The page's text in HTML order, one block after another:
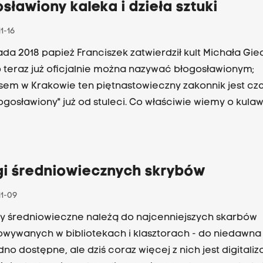
z kościoła Mariackiego i jakie ciekawostki czekają na
opowieści o zapomnianym już dziś nieco mistrzu i
Krakowa w audycji Wielka Sztuka Małopolski w
kaleka i dzieła sztuki
16
2018 papież Franciszek zatwierdził kult Michała
już oficjalnie można nazywać błogosławionym;
w Krakowie ten piętnastowieczny zakonnik jest
już od stuleci. Co właściwie wiemy o
dzieł sztuki do krakowskiego kościoła św.
średniowiecznych skrybów
09
średniowieczne należą do najcenniejszych skarbów
w bibliotekach i klasztorach - do niedawna
dostępne, ale dziś coraz więcej z nich jest